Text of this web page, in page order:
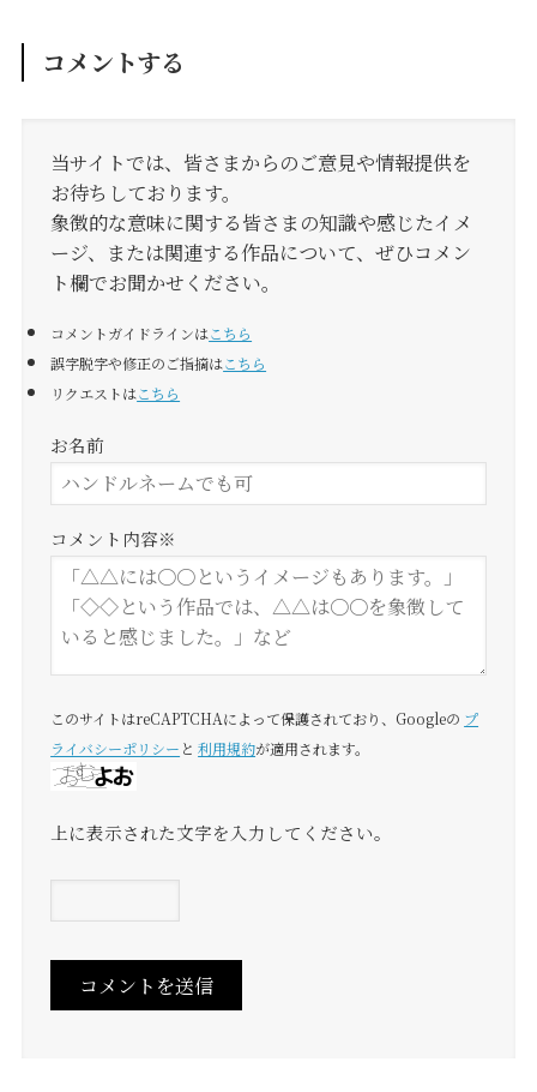
コメントする
当サイトでは、皆さまからのご意見や情報提供を
お待ちしております。
象徴的な意味に関する皆さまの知識や感じたイメ
ージ、または関連する作品について、ぜひコメン
ト欄でお聞かせください。
コメントガイドラインはこちら
誤字脱字や修正のご指摘はこちら
リクエストはこちら
お名前
コメント内容※
このサイトはreCAPTCHAによって保護されており、Googleの プ
ライバシーポリシー と利用規約が適用されます。
上に表示された文字を入力してください。